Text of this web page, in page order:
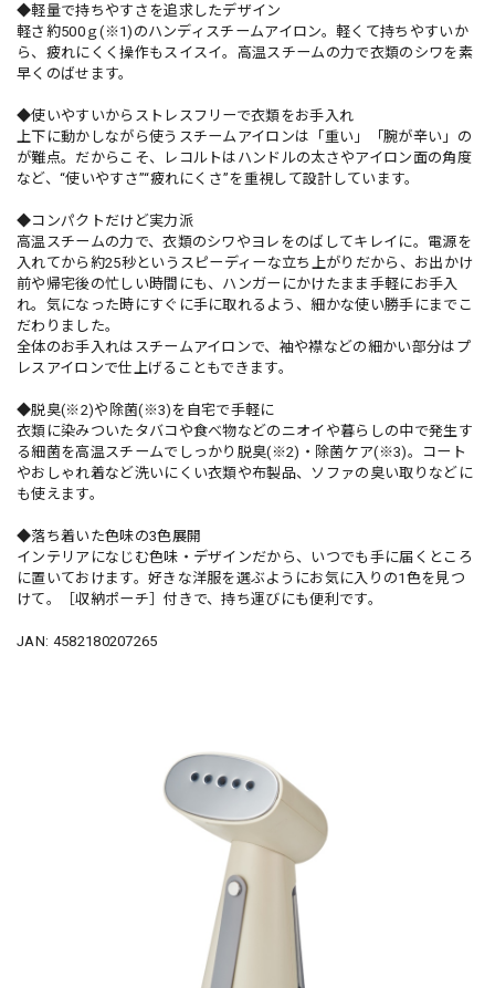
◆軽量で持ちやすさを追求したデザイン
軽さ約500ｇ(※1)のハンディスチームアイロン。軽くて持ちやすいか
ら、疲れにくく操作もスイスイ。高温スチームの力で衣類のシワを素
早くのばせます。
◆使いやすいからストレスフリーで衣類をお手入れ
上下に動かしながら使うスチームアイロンは「重い」「腕が辛い」の
が難点。だからこそ、レコルトはハンドルの太さやアイロン面の角度
など、“使いやすさ”“疲れにくさ”を重視して設計しています。
◆コンパクトだけど実力派
高温スチームの力で、衣類のシワやヨレをのばしてキレイに。電源を
入れてから約25秒というスピーディーな立ち上がりだから、お出かけ
前や帰宅後の忙しい時間にも、ハンガーにかけたまま手軽にお手入
れ。気になった時にすぐに手に取れるよう、細かな使い勝手にまでこ
だわりました。
全体のお手入れはスチームアイロンで、袖や襟などの細かい部分はプ
レスアイロンで仕上げることもできます。
◆脱臭(※2)や除菌(※3)を自宅で手軽に
衣類に染みついたタバコや食べ物などのニオイや暮らしの中で発生す
る細菌を高温スチームでしっかり脱臭(※2)・除菌ケア(※3)。コート
やおしゃれ着など洗いにくい衣類や布製品、ソファの臭い取りなどに
も使えます。
◆落ち着いた色味の3色展開
インテリアになじむ色味・デザインだから、いつでも手に届くところ
に置いておけます。好きな洋服を選ぶようにお気に入りの1色を見つ
けて。［収納ポーチ］付きで、持ち運びにも便利です。
JAN: 4582180207265